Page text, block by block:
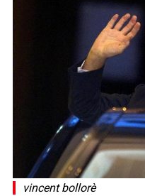
vincent bollorè